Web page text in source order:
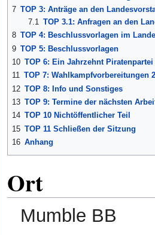
7 TOP 3: Anträge an den
7.1 TOP 3.1: Anfragen an den
8 TOP 4: Beschlussvorlagen im
9 TOP 5: Beschlussvorlagen
10 TOP 6: Ein Jahrzehnt
11 TOP 7: Wahlkampfvorbereitungen
12 TOP 8: Info und Sonstiges
13 TOP 9: Termine der nächsten
14 TOP 10 Nichtöffentlicher Teil
15 TOP 11 Schließen der Sitzung
16 Anhang
Ort
Mumble BB